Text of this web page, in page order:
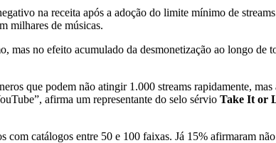
na receita após a adoção do limite mínimo de
milhares de músicas.
mas no efeito acumulado da desmonetização ao longo
que podem não atingir 1.000 streams rapidamente,
afirma um representante do selo sérvio Take It or
catálogos entre 50 e 100 faixas. Já 15% afirmaram